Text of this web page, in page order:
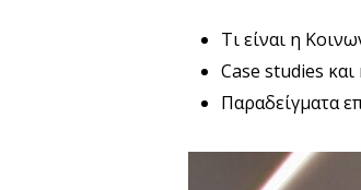
Τι είναι η
Case studies
Παραδείγματα